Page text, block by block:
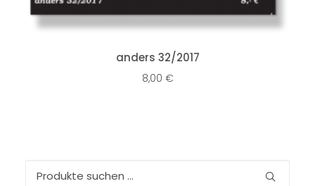
IN DEN WARENKORB
anders 32/2017
8,00 €
Suchen